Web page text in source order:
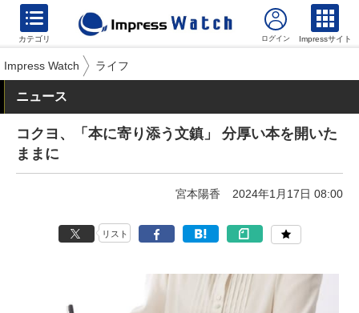
カテゴリ Impressサイト
Impress Watch ライフ
ニュース
コクヨ、「本に寄り添う文鎮」 分厚い本を開いた
ままに
宮本陽香 2024年1月17日 08:00
リスト